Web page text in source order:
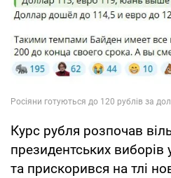
Курс рубля розпочав
президентських
та прискорився на тлі